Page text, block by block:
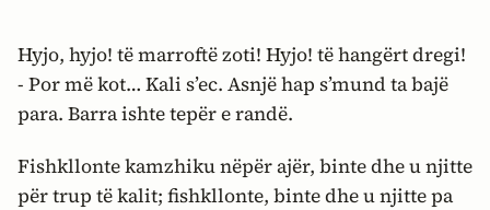
Hyjo, hyjo! të marroftë zoti! Hyjo! të hangërt dregi!
- Por më kot… Kali s’ec. Asnjë hap s’mund ta bajë
para. Barra ishte tepër e randë.
Fishkllonte kamzhiku nëpër ajër, binte dhe u njitte
për trup të kalit; fishkllonte, binte dhe u njitte pa